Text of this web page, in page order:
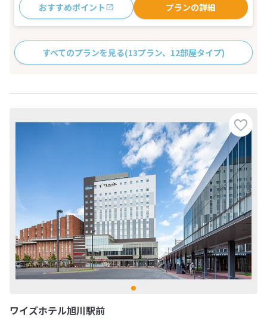
おすすめポイント プランの詳細
すべてのプランを見る(13プラン、12部屋タイプ)
ワイズホテル旭川駅前